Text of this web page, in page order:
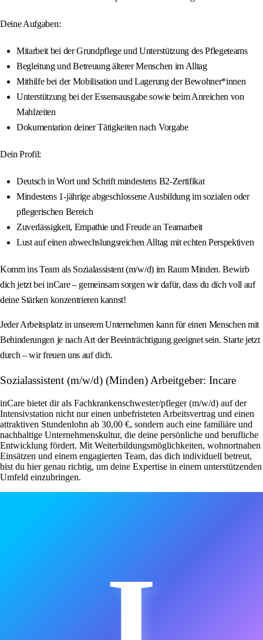
Deine Aufgaben:
Mitarbeit bei der Grundpflege und Unterstützung des Pflegeteams
Begleitung und Betreuung älterer Menschen im Alltag
Mithilfe bei der Mobilisation und Lagerung der Bewohner*innen
Unterstützung bei der Essensausgabe sowie beim Anreichen von
Mahlzeiten
Dokumentation deiner Tätigkeiten nach Vorgabe
Dein Profil:
Deutsch in Wort und Schrift mindestens B2-Zertifikat
Mindestens 1-jährige abgeschlossene Ausbildung im sozialen oder
pflegerischen Bereich
Zuverlässigkeit, Empathie und Freude an Teamarbeit
Lust auf einen abwechslungsreichen Alltag mit echten Perspektiven
Komm ins Team als Sozialassistent (m/w/d) im Raum Minden. Bewirb
dich jetzt bei inCare – gemeinsam sorgen wir dafür, dass du dich voll auf
deine Stärken konzentrieren kannst!
Jeder Arbeitsplatz in unserem Unternehmen kann für einen Menschen mit
Behinderungen je nach Art der Beeinträchtigung geeignet sein. Starte jetzt
durch – wir freuen uns auf dich.
Sozialassistent (m/w/d) (Minden) Arbeitgeber: Incare
inCare bietet dir als Fachkrankenschwester/pfleger (m/w/d) auf der
Intensivstation nicht nur einen unbefristeten Arbeitsvertrag und einen
attraktiven Stundenlohn ab 30,00 €, sondern auch eine familiäre und
nachhaltige Unternehmenskultur, die deine persönliche und berufliche
Entwicklung fördert. Mit Weiterbildungsmöglichkeiten, wohnortnahen
Einsätzen und einem engagierten Team, das dich individuell betreut,
bist du hier genau richtig, um deine Expertise in einem unterstützenden
Umfeld einzubringen.